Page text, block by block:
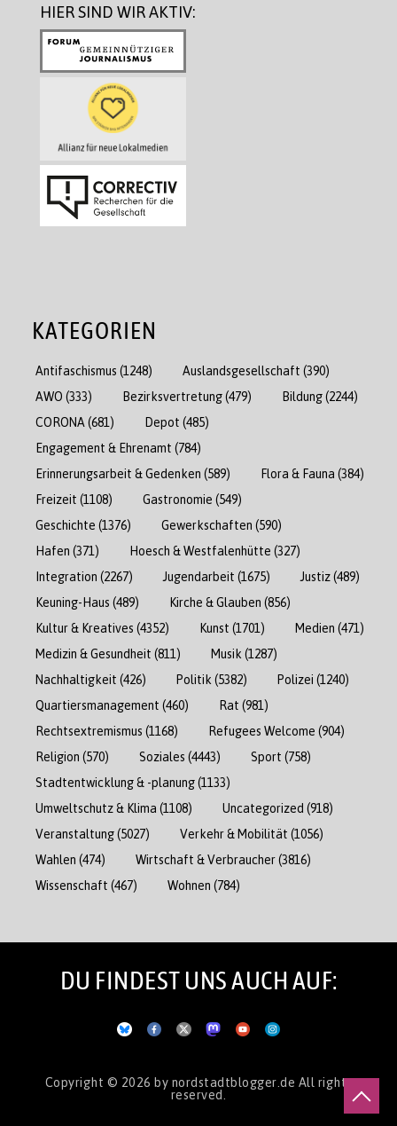
HIER SIND WIR AKTIV:
KATEGORIEN
Antifaschismus (1248) Auslandsgesellschaft (390)
AWO (333) Bezirksvertretung(479) Bildung(2244)
CORONA (681) Depot (485)
Engagement & Ehrenamt (784)
Erinnerungsarbeit & Gedenken (589) Flora & Fauna (384)
Freizeit (1108) Gastronomie (549)
Geschichte (1376) Gewerkschaften (590)
Hafen (371) Hoesch & Westfalenhütte (327)
Integration (2267) Jugendarbeit (1675) Justiz(489)
Keuning-Haus (489) Kirche & Glauben (856)
Kultur & Kreatives (4352) Kunst (1701) Medien (471)
Medizin & Gesundheit (811) Musik (1287)
Nachhaltigkeit (426) Politik (5382) Polizei (1240)
Quartiersmanagement (460) Rat (981)
Rechtsextremismus (1168) Refugees Welcome (904)
Religion (570) Soziales (4443) Sport (758)
Stadtentwicklung & -planung(1133)
Umweltschutz & Klima (1108) Uncategorized (918)
Veranstaltung(5027) Verkehr & Mobilität (1056)
Wahlen (474) Wirtschaft & Verbraucher(3816)
Wissenschaft (467) Wohnen (784)
DU FINDEST UNS AUCH AUF:
Copyright © 2026 by nordstadtblogger.de All rights
reserved.